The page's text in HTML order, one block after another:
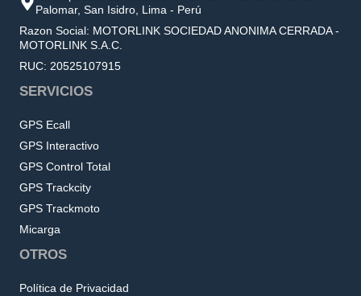
Palomar, San Isidro, Lima - Perú
Razon Social: MOTORLINK SOCIEDAD ANONIMA CERRADA -
MOTORLINK S.A.C.
RUC: 20525107915
SERVICIOS
GPS Ecall
GPS Interactivo
GPS Control Total
GPS Trackcity
GPS Trackmoto
Micarga
OTROS
Política de Privacidad